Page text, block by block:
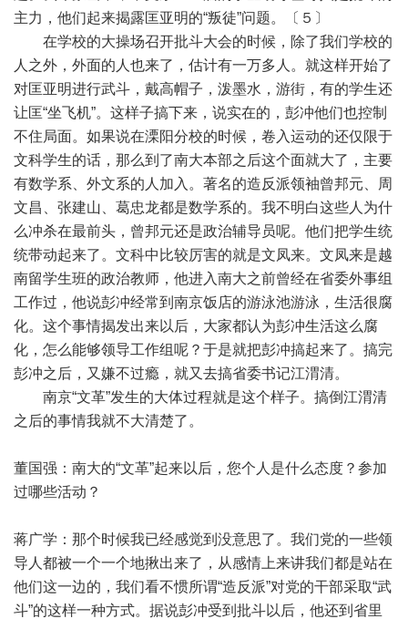
主力，他们起来揭露匡亚明的“叛徒”问题。〔５〕
在学校的大操场召开批斗大会的时候，除了我们学校的
人之外，外面的人也来了，估计有一万多人。就这样开始了
对匡亚明进行武斗，戴高帽子，泼墨水，游街，有的学生还
让匡“坐飞机”。这样子搞下来，说实在的，彭冲他们也控制
不住局面。如果说在溧阳分校的时候，卷入运动的还仅限于
文科学生的话，那么到了南大本部之后这个面就大了，主要
有数学系、外文系的人加入。著名的造反派领袖曾邦元、周
文昌、张建山、葛忠龙都是数学系的。我不明白这些人为什
么冲杀在最前头，曾邦元还是政治辅导员呢。他们把学生统
统带动起来了。文科中比较厉害的就是文凤来。文凤来是越
南留学生班的政治教师，他进入南大之前曾经在省委外事组
工作过，他说彭冲经常到南京饭店的游泳池游泳，生活很腐
化。这个事情揭发出来以后，大家都认为彭冲生活这么腐
化，怎么能够领导工作组呢？于是就把彭冲搞起来了。搞完
彭冲之后，又嫌不过瘾，就又去搞省委书记江渭清。
南京“文革”发生的大体过程就是这个样子。搞倒江渭清
之后的事情我就不大清楚了。
董国强：南大的“文革”起来以后，您个人是什么态度？参加
过哪些活动？
蒋广学：那个时候我已经感觉到没意思了。我们党的一些领
导人都被一个一个地揪出来了，从感情上来讲我们都是站在
他们这一边的，我们看不惯所谓“造反派”对党的干部采取“武
斗”的这样一种方式。据说彭冲受到批斗以后，他还到省里